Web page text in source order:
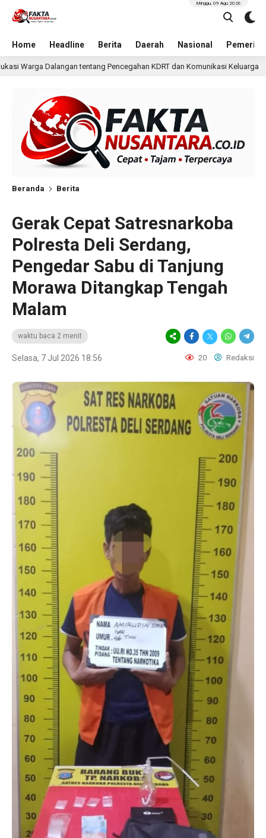
Home Headline Berita Daerah Nasional
Minggu, 09 Agu 2026
KDRT dan Komunikasi Keluarga 1 hari lalu KKN Undip
Beranda Berita
Gerak Cepat Satresnarkoba
Polresta Deli Serdang,
Pengedar Sabu di Tanjung
Morawa Ditangkap Tengah
Malam
waktu baca 2 menit
Selasa, 7 Jul 2026 18:56 20 Redaksi